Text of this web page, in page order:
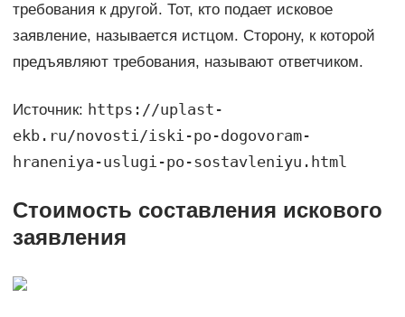
требования к другой. Тот, кто подает исковое
заявление, называется истцом. Сторону, к которой
предъявляют требования, называют ответчиком.
Источник: https://uplast-
ekb.ru/novosti/iski-po-dogovoram-
hraneniya-uslugi-po-sostavleniyu.html
Стоимость составления искового
заявления